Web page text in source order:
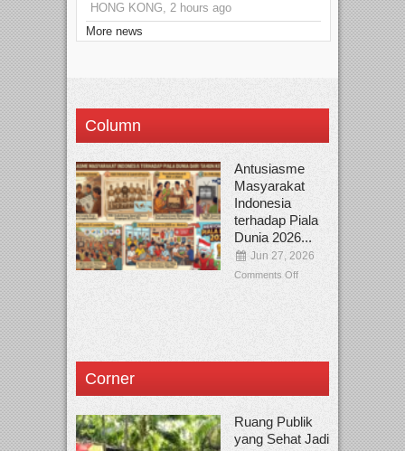
HONG KONG, 2 hours ago
More news
Column
Antusiasme
Masyarakat
Indonesia
terhadap Piala
Dunia 2026...
Jun 27, 2026
Comments Off
Corner
Ruang Publik
yang Sehat Jadi